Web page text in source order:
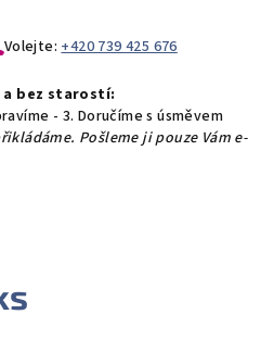
​Volejte:+420 739 425 676
a bez starostí:
- 3. Doručíme s úsměvem
Pošleme ji pouze Vám e-